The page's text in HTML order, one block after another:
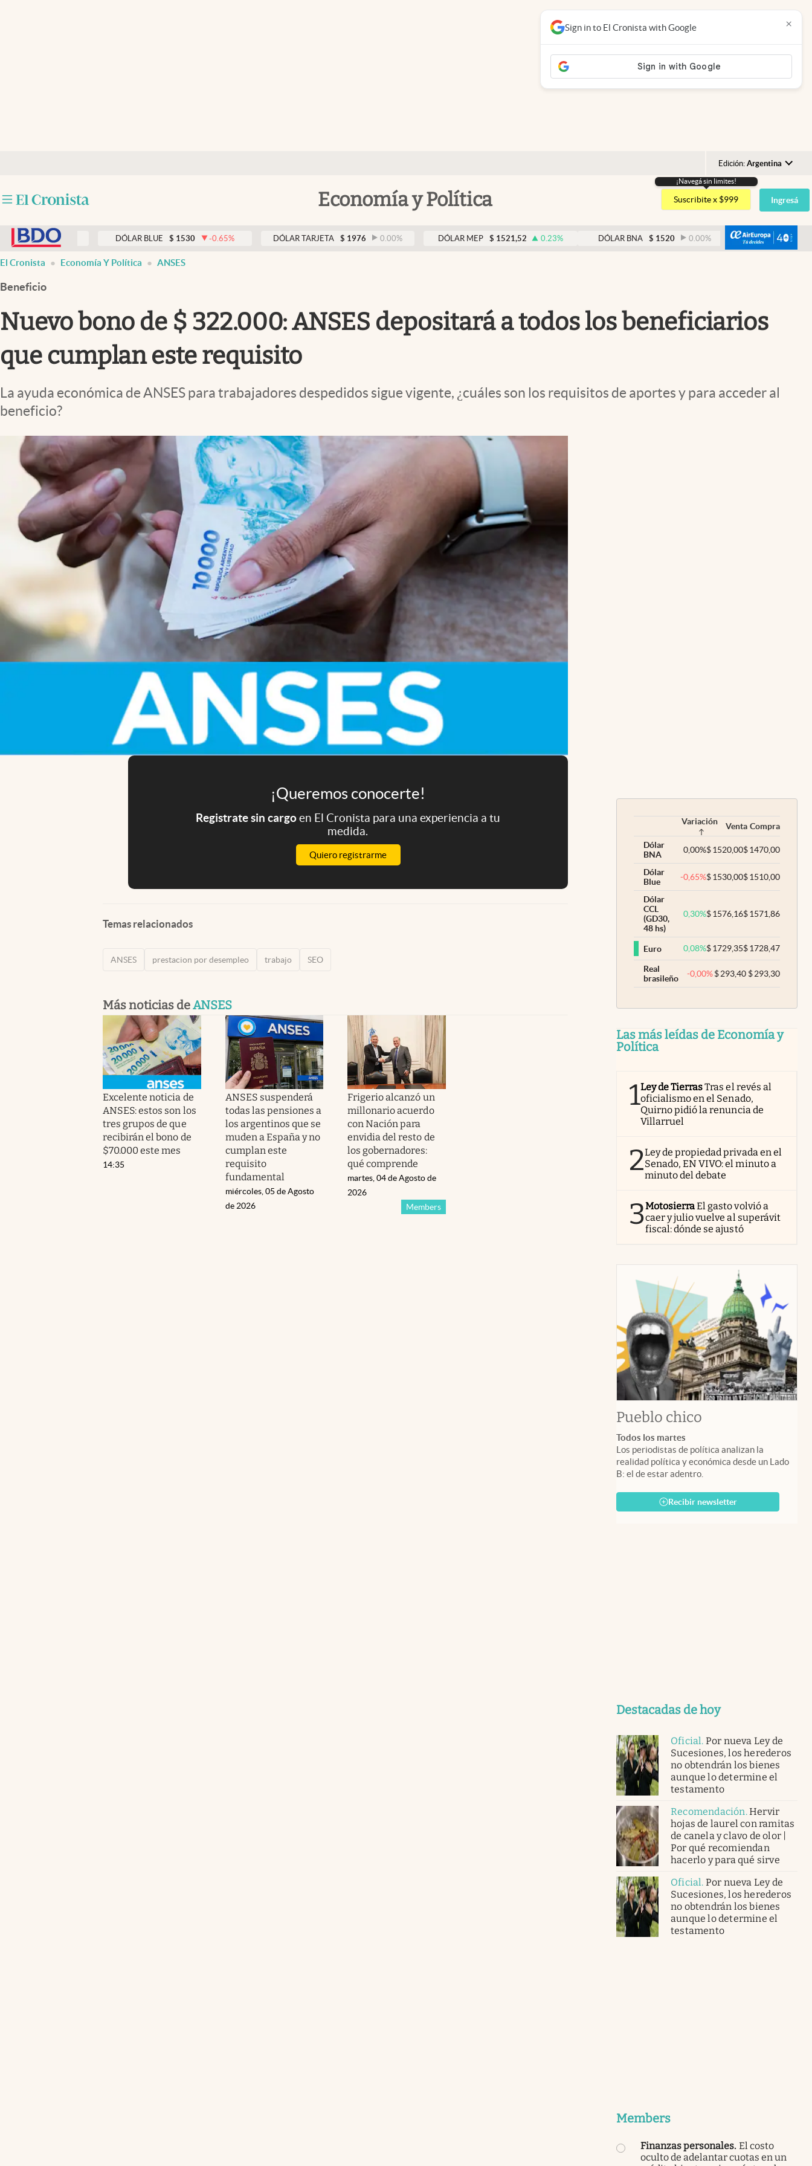
Edición: Argentina
Argentina
España
México
USA
Economía y Política
Otras secciones
Clima
Eventos Corporativos
El Cronista Studio
Mediakit
abre en nueva pestaña
¡Navegá sin limites!
Suscribite x $999 Ingresá
0.00 % DÓLAR BLUE $ 1530 -0.65 % DÓLAR TARJETA $ 1976 0.00% DÓLAR MEP $ 1521,52 0.23% DÓLAR BNA $ 1520 0.00% DÓLAR BLUE $ 1530
Sign in to El Cronista with Google ×
El Cronista Economía Y Política ANSES
Beneficio
Nuevo bono de $ 322.000: ANSES depositará a todos los beneficiarios
que cumplan este requisito
La ayuda económica de ANSES para trabajadores despedidos sigue vigente, ¿cuáles son los requisitos de aportes y para acceder al
beneficio?
¡Queremos conocerte!
Registrate sin cargoen El Cronista para una experiencia a tu
medida.
Quiero registrarme
Temas relacionados
ANSES prestacion por desempleo trabajo SEO
Más noticias deANSES
Excelente noticia de
ANSES: estos son los
tres grupos de que
recibirán el bono de
$70.000 este mes
14:35
ANSES suspenderá
todas las pensiones a
los argentinos que se
muden a España y no
cumplan este
requisito
fundamental
miércoles, 05 de Agosto
de 2026
Frigerio alcanzó un
millonario acuerdo
con Nación para
envidia del resto de
los gobernadores:
qué comprende
Members
martes, 04 de Agosto de
2026
Variación Venta Compra
Dólar
BNA
0,00%$1520,00$1470,00
Dólar
Blue
-0,65%$1530,00$1510,00
Dólar
CCL
(GD30,
48 hs)
0,30%$1576,16$1571,86
Euro 0,08%$1729,35$1728,47
Real
brasileño
-0,00% $293,40 $293,30
Las más leídas de Economía y
Política
1Ley de TierrasTras el revés al
oficialismo en el Senado,
Quirno pidió la renuncia de
Villarruel
2Ley de propiedad privada en el
Senado, EN VIVO: el minuto a
minuto del debate
3MotosierraEl gasto volvió a
caer y julio vuelve al superávit
fiscal: dónde se ajustó
Pueblo chico
Todos los martes
Los periodistas de política analizan la
realidad política y económica desde un Lado
B: el de estar adentro.
Recibir newsletter
Destacadas de hoy
Oficial. Por nueva Ley de
Sucesiones, los herederos
no obtendrán los bienes
aunque lo determine el
testamento
Recomendación.Hervir
hojas de laurel con ramitas
de canela y clavo de olor |
Por qué recomiendan
hacerlo y para qué sirve
Oficial. Por nueva Ley de
Sucesiones, los herederos
no obtendrán los bienes
aunque lo determine el
testamento
Members
Finanzas personales. El costo
oculto de adelantar cuotas en un